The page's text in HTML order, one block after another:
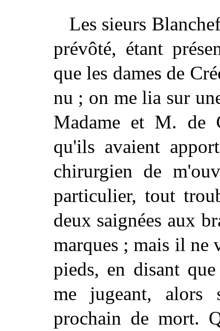
Les sieurs
prévôté, étant
que les dames de
nu ; on me lia sur
Madame et M. de
qu'ils avaient
chirurgien de
particulier, tout
deux saignées aux
marques ; mais il ne
pieds, en disant
me jugeant, alors
prochain de mort.